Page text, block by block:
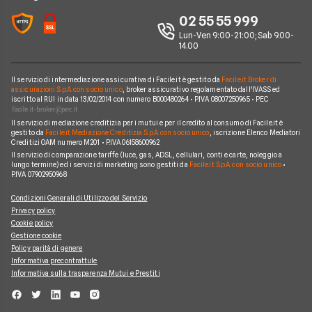
Chi siamo
Perché scegliere Facile.it
Mappa del sito
Aruba
Eolo
Operatori Internet Casa
Domande frequenti internet casa 02 55 55 999
Lun-Ven 9:00-21:00; Sab 9.00-
14.00
Il servizio di intermediazione assicurativa di Facile.it è gestito da Facile.it Broker di
assicurazioni S.p.A. con socio unico, broker assicurativo regolamentato dall'IVASS ed
iscritto al RUI in data 13/02/2014 con numero B000480264 • P.IVA 08007250965 • PEC
Il servizio di mediazione creditizia per i mutui e per il credito al consumo di Facile.it è
gestito da Facile.it Mediazione Creditizia S.p.A. con socio unico , iscrizione Elenco Mediatori
Creditizi OAM numero M201 • P.IVA 06158600962
Il servizio di comparazione tariffe (luce, gas, ADSL, cellulari, conti e carte, noleggio a
lungo termine) ed i servizi di marketing sono gestiti da Facile.it S.p.A. con socio unico•
P.IVA 07902950968
Condizioni Generali di Utilizzo del Servizio
Privacy policy
Cookie policy
Gestione cookie
Policy parità di genere
Informativa precontrattule
Informativa sulla trasparenza Mutui e Prestiti